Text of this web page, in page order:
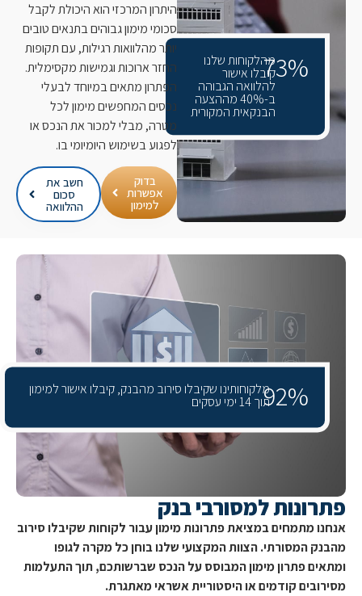
73%מהלקוחות שלנו
קיבלו אישור
להלוואה הגבוהה
ב-40% מההצעה
הבנקאית המקורית
היתרון המרכזי הוא היכולת לקבל
סכומי מימון גבוהים בתנאים טובים
יותר מהלוואות רגילות, עם תקופות
החזר ארוכות וגמישות מקסימלית.
הפתרון מתאים במיוחד לבעלי
נכסים המחפשים מימון לכל
מטרה, מבלי למכור את הנכס או
לפגוע בשימוש היומיומי בו.
בדוק
אפשרות
למימון
חשב את
סכום
ההלוואה
92%מלקוחותינו שקיבלו סירוב מהבנק, קיבלו אישור למימון
תוך 14 ימי עסקים
למסורבי בנק
מתמחים במציאת פתרונות מימון עבור לקוחות שקיבלו סירוב
המסורתי. הצוות המקצועי שלנו בוחן כל מקרה לגופו
פתרון מימון המבוסס על הנכס שברשותכם, תוך התעלמות
קודמים או היסטוריית אשראי מאתגרת.